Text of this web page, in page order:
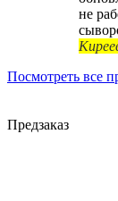
не
Посмотреть все
Предзаказ